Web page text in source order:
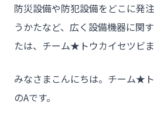
防災設備や防犯設備をどこに発
うかたなど、広く設備機器に関
たは、チーム★トウカイセツビ
みなさまこんにちは。チーム★
のAです。